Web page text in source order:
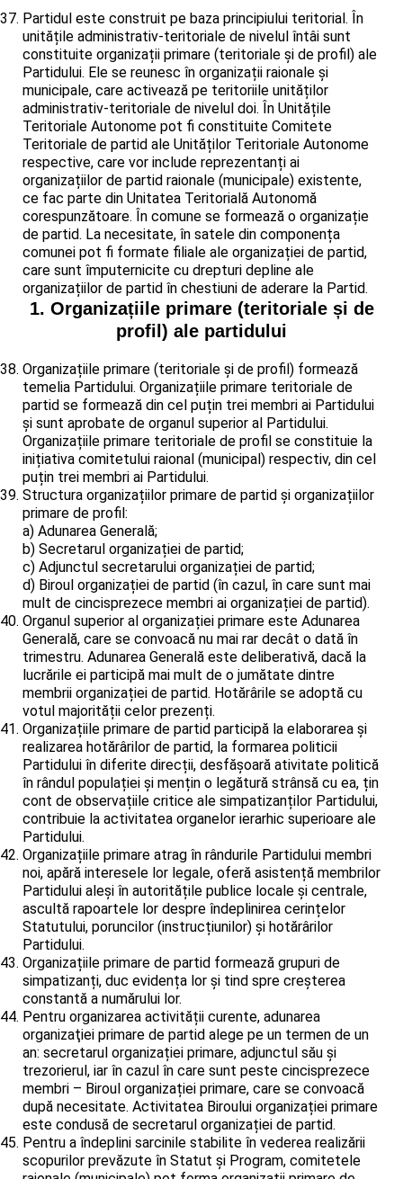
Partidul este construit pe baza principiului teritorial. În
unitățile administrativ-teritoriale de nivelul întâi sunt
constituite organizații primare (teritoriale și de profil) ale
Partidului. Ele se reunesc în organizații raionale și
municipale, care activează pe teritoriile unităților
administrativ-teritoriale de nivelul doi. În Unitățile
Teritoriale Autonome pot fi constituite Comitete
Teritoriale de partid ale Unităților Teritoriale Autonome
respective, care vor include reprezentanți ai
organizațiilor de partid raionale (municipale) existente,
ce fac parte din Unitatea Teritorială Autonomă
corespunzătoare. În comune se formează o organizație
de partid. La necesitate, în satele din componența
comunei pot fi formate filiale ale organizației de partid,
care sunt împuternicite cu drepturi depline ale
organizațiilor de partid în chestiuni de aderare la Partid.
1. Organizațiile primare (teritoriale și de
profil) ale partidului
Organizațiile primare (teritoriale și de profil) formează
temelia Partidului. Organizațiile primare teritoriale de
partid se formează din cel puțin trei membri ai Partidului
și sunt aprobate de organul superior al Partidului.
Organizațiile primare teritoriale de profil se constituie la
inițiativa comitetului raional (municipal) respectiv, din cel
puțin trei membri ai Partidului.
Structura organizațiilor primare de partid și organizațiilor
primare de profil:
a) Adunarea Generală;
b) Secretarul organizației de partid;
c) Adjunctul secretarului organizației de partid;
d) Biroul organizației de partid (în cazul, în care sunt mai
mult de cincisprezece membri ai organizației de partid).
Organul superior al organizației primare este Adunarea
Generală, care se convoacă nu mai rar decât o dată în
trimestru. Adunarea Generală este deliberativă, dacă la
lucrările ei participă mai mult de o jumătate dintre
membrii organizației de partid. Hotărârile se adoptă cu
votul majorității celor prezenți.
Organizațiile primare de partid participă la elaborarea și
realizarea hotărârilor de partid, la formarea politicii
Partidului în diferite direcții, desfășoară ativitate politică
în rândul populației și mențin o legătură strânsă cu ea, țin
cont de observațiile critice ale simpatizanților Partidului,
contribuie la activitatea organelor ierarhic superioare ale
Partidului.
Organizațiile primare atrag în rândurile Partidului membri
noi, apără interesele lor legale, oferă asistență membrilor
Partidului aleși în autoritățile publice locale și centrale,
ascultă rapoartele lor despre îndeplinirea cerințelor
Statutului, poruncilor (instrucțiunilor) și hotărârilor
Partidului.
Organizațiile primare de partid formează grupuri de
simpatizanți, duc evidența lor și tind spre creșterea
constantă a numărului lor.
Pentru organizarea activității curente, adunarea
organizaţiei primare de partid alege pe un termen de un
an: secretarul organizației primare, adjunctul său și
trezorierul, iar în cazul în care sunt peste cincisprezece
membri – Biroul organizației primare, care se convoacă
după necesitate. Activitatea Biroului organizației primare
este condusă de secretarul organizației de partid.
Pentru a îndeplini sarcinile stabilite în vederea realizării
scopurilor prevăzute în Statut și Program, comitetele